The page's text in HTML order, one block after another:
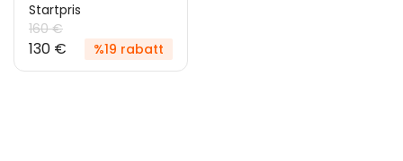
Startpris
160 €
130 € %19 rabatt